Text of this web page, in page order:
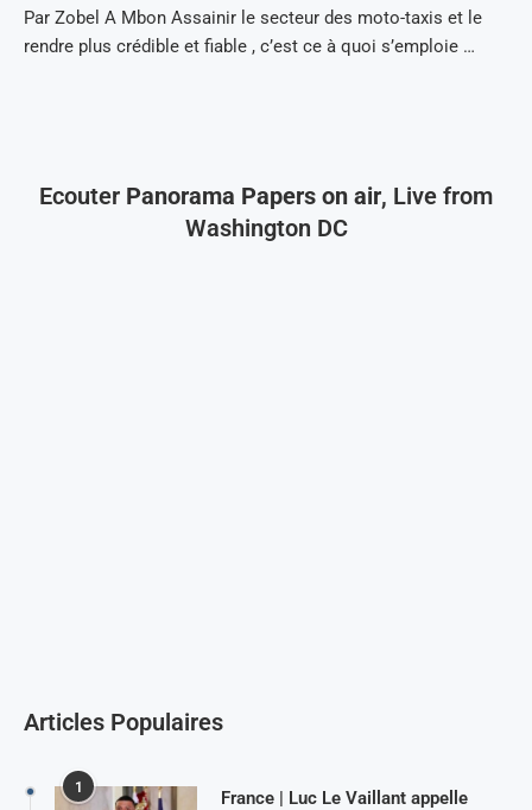
Par Zobel A Mbon Assainir le secteur des moto-taxis et le
rendre plus crédible et fiable , c’est ce à quoi s’emploie …
Ecouter Panorama Papers on air, Live from
Washington DC
Articles Populaires
1
France | Luc Le Vaillant appelle